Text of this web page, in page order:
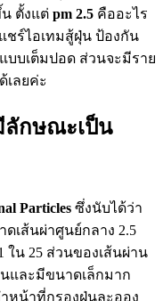
ตั้งแต่ pm 2.5 คืออะไร
ชร์ไอเทมสู้ฝุ่น ป้องกัน
บบเต็มปอด ส่วนจะมีราย
เลยค่ะ
ลักษณะเป็น
Particles ซึ่งนับได้ว่า
เส้นผ่าศูนย์กลาง 2.5
น 25 ส่วนของเส้นผ่าน
และมีขนาดเล็กมาก
หน้าที่กรองฝุ่นละออง